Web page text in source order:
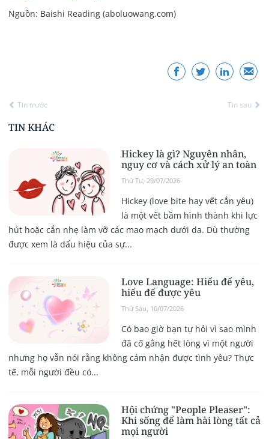
Nguồn: Baishi Reading (aboluowang.com)
Tin trước Tin sau
TIN KHÁC
Hickey là gì? Nguyên nhân,
nguy cơ và cách xử lý an toàn
Thứ Tư, 29/07/2026
Hickey (love bite hay vết cắn yêu)
là một vết bầm hình thành khi lực
hút hoặc cắn nhẹ làm vỡ các mao mạch dưới da. Dù thường
được xem là dấu hiệu của sự...
Love Language: Hiểu để yêu,
hiểu để được yêu
Thứ Sáu, 10/07/2026
Có bao giờ bạn tự hỏi vì sao mình
đã cố gắng hết lòng vì một người
nhưng họ vẫn nói rằng không cảm nhận được tình yêu? Thực
tế, mỗi người đều có...
Hội chứng "People Pleaser":
Khi sống để làm hài lòng tất cả
mọi người